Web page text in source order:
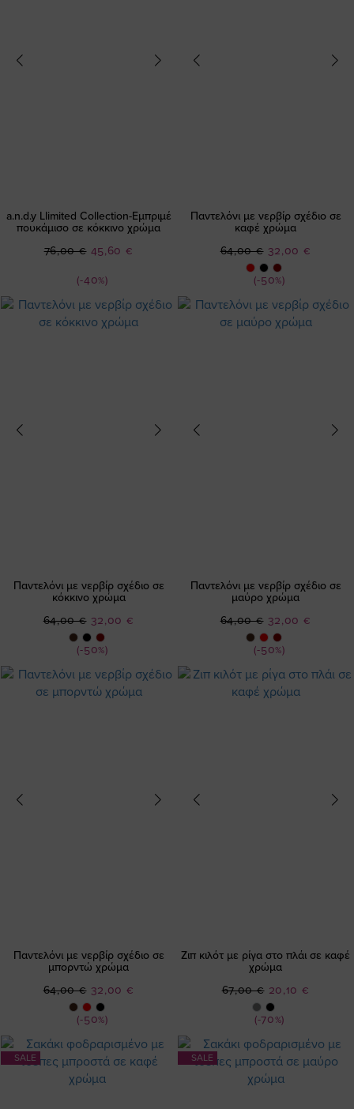
a.n.d.y Llimited Collection-Εμπριμέ
πουκάμισο σε κόκκινο χρώμα
(-40%)
Ειδική
45,60 €
76,00 €
Παντελόνι με νερβίρ σχέδιο σε
καφέ χρώμα
(-50%)
Ειδική
Τιμή
32,00 €
64,00 €
Παντελόνι με νερβίρ σχέδιο σε
κόκκινο χρώμα
(-50%)
Ειδική
Τιμή
32,00 €
64,00 €
Παντελόνι με νερβίρ σχέδιο σε
μαύρο χρώμα
(-50%)
Ειδική
Τιμή
32,00 €
64,00 €
Παντελόνι με νερβίρ σχέδιο σε
μπορντώ χρώμα
(-50%)
Ειδική
Τιμή
32,00 €
64,00 €
Ζιπ κιλότ με ρίγα στο πλάι σε καφέ
χρώμα
(-70%)
Ειδική
Τιμή
20,10 €
67,00 €
SALE SALE